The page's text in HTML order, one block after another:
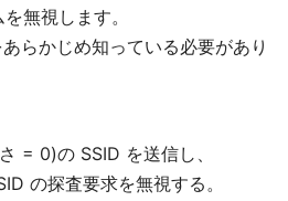
無視します。
らかじめ知っている必要があり
= 0)の SSID を送信し、
の探査要求を無視する。